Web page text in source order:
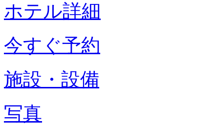
ホテル詳細
今すぐ予約
施設・設備
写真